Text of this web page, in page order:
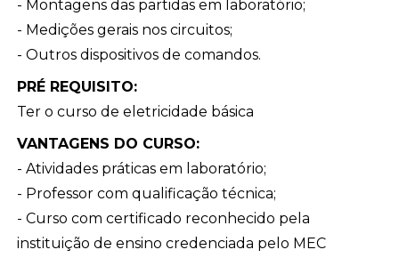
- Montagens das partidas em laboratório;
- Medições gerais nos circuitos;
- Outros dispositivos de comandos.
PRÉ REQUISITO:
Ter o curso de eletricidade básica
VANTAGENS DO CURSO:
- Atividades práticas em laboratório;
- Professor com qualificação técnica;
- Curso com certificado reconhecido pela
instituição de ensino credenciada pelo MEC